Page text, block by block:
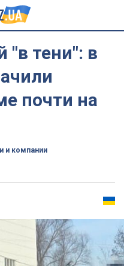
"в тени": в
почти на
и компании